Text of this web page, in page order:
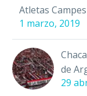
Atletas
1 marzo, 2019
de
29